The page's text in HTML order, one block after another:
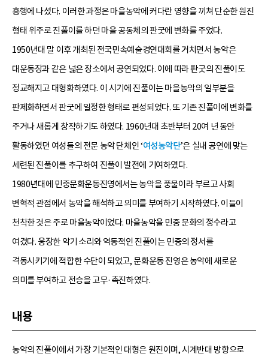
흥행에 나섰다. 이러한 과정은 마을농악에 커다란 영향을 끼쳐 단순한 원진
형태 위주로 진풀이를 하던 마을 공동체의 판굿에 변화를 주었다.
1950년대 말 이후 개최된 전국민속예술경연대회를 거치면서 농악은
대운동장과 같은 넓은 장소에서 공연되었다. 이에 따라 판굿의 진풀이도
정교해지고 대형화하였다. 이 시기에 진풀이는 마을농악의 일부분을
판제화하면서 판굿에 일정한 형태로 편성되었다. 또 기존 진풀이에 변화를
주거나 새롭게 창작하기도 하였다. 1960년대 초반부터 20여 년 동안
활동하였던 여성들의 전문 농악 단체인 ‘여성농악단’은 실내 공연에 맞는
세련된 진풀이를 추구하여 진풀이 발전에 기여하였다.
1980년대에 민중문화운동진영에서는 농악을 풍물이라 부르고 사회
변혁적 관점에서 농악을 해석하고 의미를 부여하기 시작하였다. 이들이
천착한 것은 주로 마을농악이었다. 마을농악을 민중 문화의 정수라고
여겼다. 웅장한 악기 소리와 역동적인 진풀이는 민중의 정서를
격동시키기에 적합한 수단이 되었고, 문화운동 진영은 농악에 새로운
의미를 부여하고 전승을 고무·촉진하였다.
내용
농악의 진풀이에서 가장 기본적인 대형은 원진이며, 시계반대 방향으로